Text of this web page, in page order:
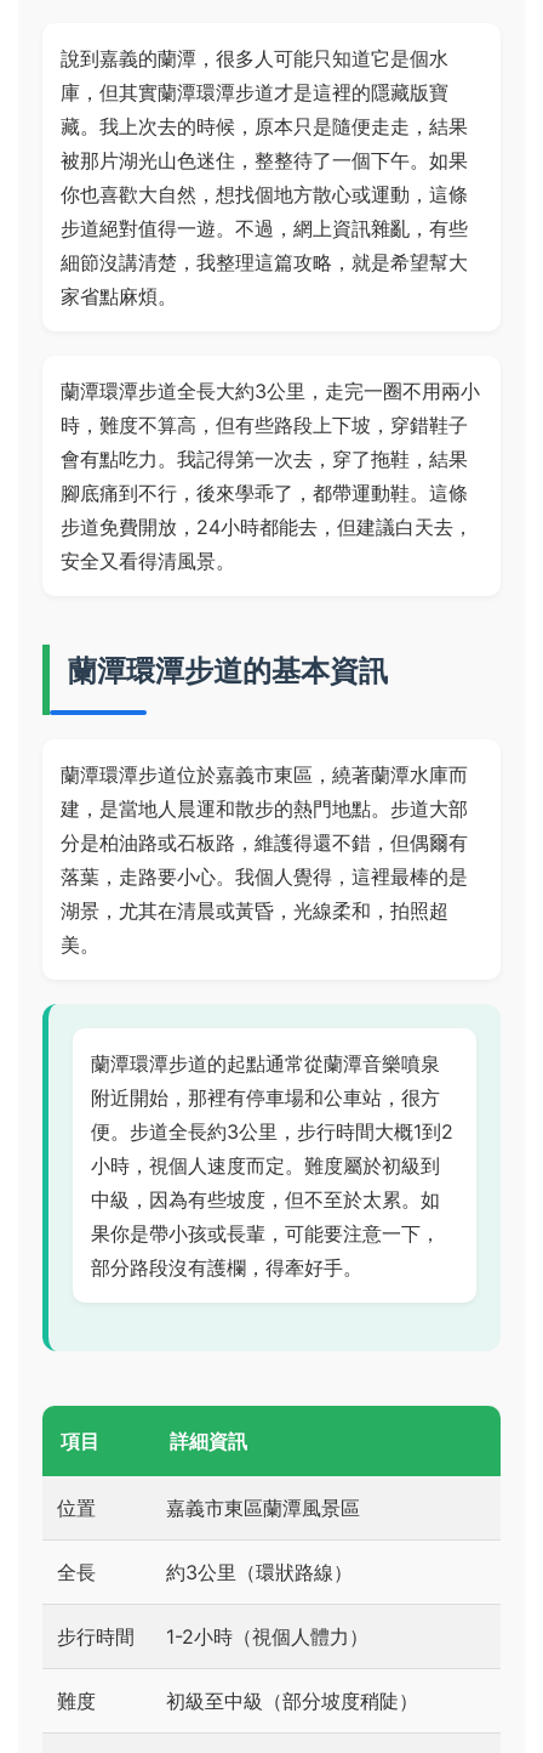
說到嘉義的蘭潭，很多人可能只知道它是個水
庫，但其實蘭潭環潭步道才是這裡的隱藏版寶
藏。我上次去的時候，原本只是隨便走走，結果
被那片湖光山色迷住，整整待了一個下午。如果
你也喜歡大自然，想找個地方散心或運動，這條
步道絕對值得一遊。不過，網上資訊雜亂，有些
細節沒講清楚，我整理這篇攻略，就是希望幫大
家省點麻煩。
蘭潭環潭步道全長大約3公里，走完一圈不用兩小
時，難度不算高，但有些路段上下坡，穿錯鞋子
會有點吃力。我記得第一次去，穿了拖鞋，結果
腳底痛到不行，後來學乖了，都帶運動鞋。這條
步道免費開放，24小時都能去，但建議白天去，
安全又看得清風景。
蘭潭環潭步道的基本資訊
蘭潭環潭步道位於嘉義市東區，繞著蘭潭水庫而
建，是當地人晨運和散步的熱門地點。步道大部
分是柏油路或石板路，維護得還不錯，但偶爾有
落葉，走路要小心。我個人覺得，這裡最棒的是
湖景，尤其在清晨或黃昏，光線柔和，拍照超
美。
蘭潭環潭步道的起點通常從蘭潭音樂噴泉
附近開始，那裡有停車場和公車站，很方
便。步道全長約3公里，步行時間大概1到2
小時，視個人速度而定。難度屬於初級到
中級，因為有些坡度，但不至於太累。如
果你是帶小孩或長輩，可能要注意一下，
部分路段沒有護欄，得牽好手。
項目 詳細資訊
位置 嘉義市東區蘭潭風景區
全長 約3公里（環狀路線）
步行時間 1-2小時（視個人體力）
難度 初級至中級（部分坡度稍陡）